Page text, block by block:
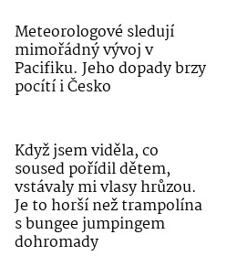
Meteorologové sledují
mimořádný vývoj v
Pacifiku. Jeho dopady brzy
pocítí i Česko
Když jsem viděla, co
soused pořídil dětem,
vstávaly mi vlasy hrůzou.
Je to horší než trampolína
s bungee jumpingem
dohromady